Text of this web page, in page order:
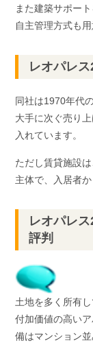
また建築サポー
自主管理方式も
レオパレ
同社は1970年代
大手に次ぐ売り
入れています。
ただし賃貸施設
主体で、入居者
レオパレ
評判
土地を多く所有
付加価値の高い
備はマンション